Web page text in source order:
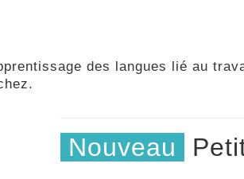
des langues lié au
Nouveau